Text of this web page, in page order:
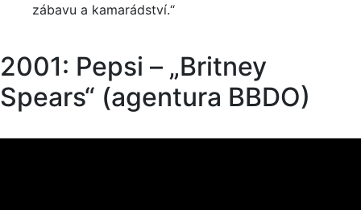
zábavu a kamarádství.“
2001: Pepsi – „Britney
Spears“ (agentura BBDO)